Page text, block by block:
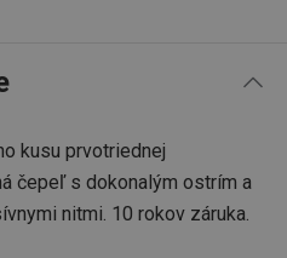
kusu prvotriednej
čepeľ s dokonalým ostrím a
nitmi. 10 rokov záruka.